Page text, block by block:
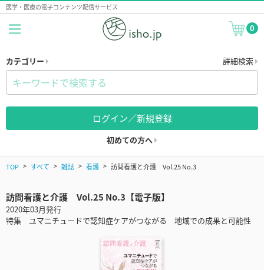
医学・医療の電子コンテンツ配信サービス
0
カテゴリー 詳細検索
ログイン／新規登録
初めての方へ
TOP すべて 雑誌 看護 訪問看護と介護 Vol.25 No.3
訪問看護と介護 Vol.25 No.3【電子版】
2020年03月発行
特集 ユマニチュードで認知症ケアがつながる 地域での成果と可能性